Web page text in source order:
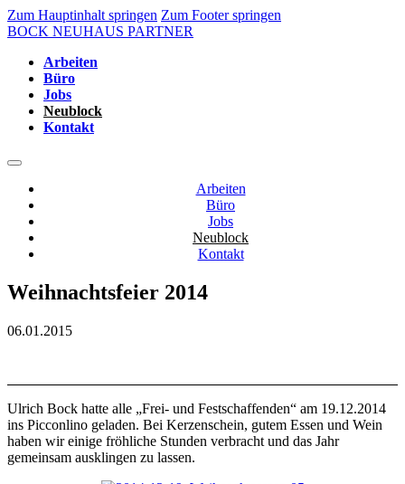
Zum Hauptinhalt springen Zum Footer springen
BOCK NEUHAUS PARTNER
Arbeiten
Büro
Jobs
Neublock
Kontakt
Arbeiten
Büro
Jobs
Neublock
Kontakt
Weihnachtsfeier 2014
06.01.2015
Ulrich Bock hatte alle „Frei- und Festschaffenden“ am 19.12.2014
ins Picconlino geladen. Bei Kerzenschein, gutem Essen und Wein
haben wir einige fröhliche Stunden verbracht und das Jahr
gemeinsam ausklingen zu lassen.